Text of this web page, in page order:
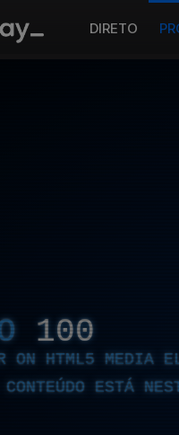
DIRETO
100
ON HTML5 MEDIA
ESTÁ